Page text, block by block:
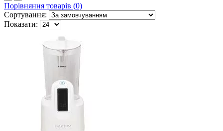
Порівняння товарів (0)
Сортування:
Показати: